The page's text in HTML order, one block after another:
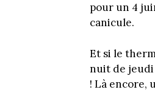
pour un 4
canicule.
Et si le
nuit de jeudi
! Là encore,